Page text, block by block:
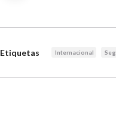
Etiquetas Internacional